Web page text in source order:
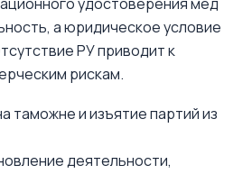
а юридическое условие
РУ приводит к
рискам.
таможне и изъятие партий из
деятельности,